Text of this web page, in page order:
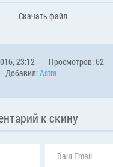
Скачать файл
23:12
Просмотров: 62
Добавил:Astra
к скину